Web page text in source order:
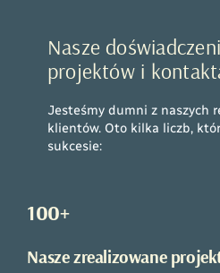
Nasze
projektów i
Jesteśmy dumni z naszych
klientów. Oto kilka liczb,
sukcesie:
100+
Nasze zrealizowane